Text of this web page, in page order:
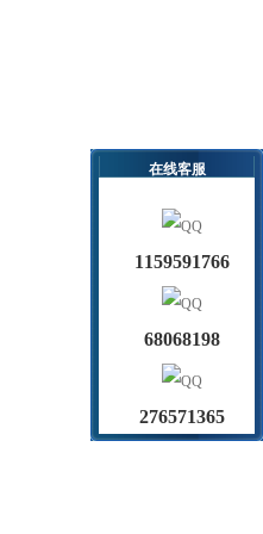
在线客服
1159591766
68068198
276571365